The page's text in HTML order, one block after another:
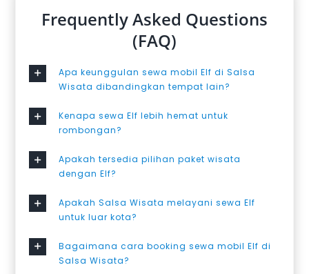
Frequently Asked Questions
(FAQ)
Apa keunggulan sewa mobil Elf di Salsa
Wisata dibandingkan tempat lain?
Kenapa sewa Elf lebih hemat untuk
rombongan?
Apakah tersedia pilihan paket wisata
dengan Elf?
Apakah Salsa Wisata melayani sewa Elf
untuk luar kota?
Bagaimana cara booking sewa mobil Elf di
Salsa Wisata?